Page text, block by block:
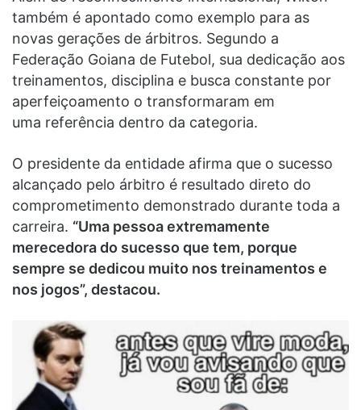
também é apontado como exemplo para as
novas gerações de árbitros. Segundo a
Federação Goiana de Futebol, sua dedicação aos
treinamentos, disciplina e busca constante por
aperfeiçoamento o transformaram em
uma referência dentro da categoria.
O presidente da entidade afirma que o sucesso
alcançado pelo árbitro é resultado direto do
comprometimento demonstrado durante toda a
carreira. “Uma pessoa extremamente
merecedora do sucesso que tem, porque
sempre se dedicou muito nos treinamentos e
nos jogos”, destacou.